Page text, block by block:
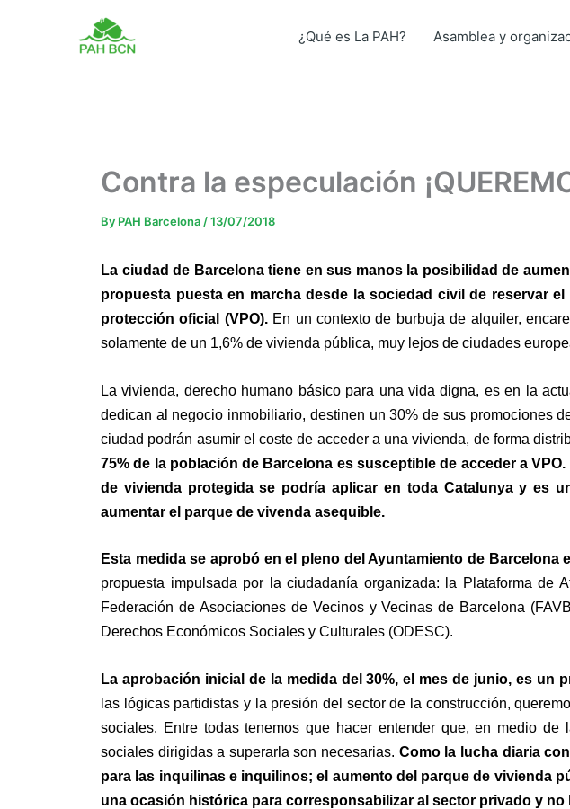
¿Qué es La PAH? Asamblea y
Contra la especulación
By PAH Barcelona /13/07/2018
La ciudad de Barcelona tiene en sus manos la posibilidad de
propuesta puesta en marcha desde la sociedad civil de reservar
protección oficial (VPO).En un contexto de burbuja de alquiler,
solamente de un 1,6% de vivienda pública, muy lejos de ciudades
La vivienda, derecho humano básico para una vida digna, es en la
dedican al negocio inmobiliario, destinen un 30% de sus promociones
ciudad podrán asumir el coste de acceder a una vivienda, de forma
75% de la población de Barcelona es susceptible de acceder a
de vivienda protegida se podría aplicar en toda Catalunya y es
aumentar el parque de vivenda asequible.
Esta medida se aprobó en el pleno del Ayuntamiento de
propuesta impulsada por la ciudadanía organizada: la Plataforma
Federación de Asociaciones de Vecinos y Vecinas de Barcelona
Derechos Económicos Sociales y Culturales (ODESC).
La aprobación inicial de la medida del 30%, el mes de junio, es un
las lógicas partidistas y la presión del sector de la construcción,
sociales. Entre todas tenemos que hacer entender que, en medio
sociales dirigidas a superarla son necesarias. Como la lucha diaria
para las inquilinas e inquilinos; el aumento del parque de vivienda
una ocasión histórica para corresponsabilizar al sector privado y no